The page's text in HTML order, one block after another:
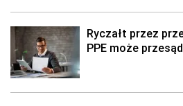
Ryczałt przez
PPE może